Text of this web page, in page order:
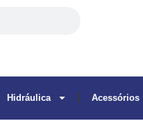
Hidráulica Acessórios